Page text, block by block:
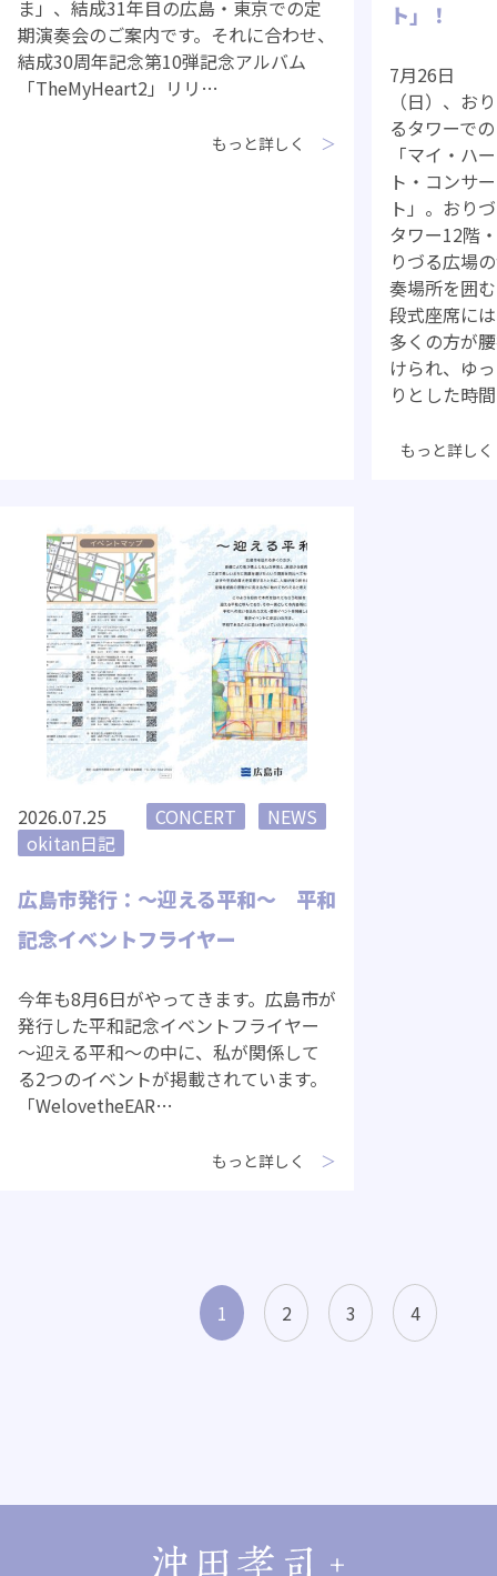
ま」、結成31年目の広島・東京での定
期演奏会のご案内です。それに合わせ、
結成30周年記念第10弾記念アルバム
「TheMyHeart2」リリ…
もっと詳しく
ト」！
7月26日
（日）、お
るタワーでの
「マイ・ハー
ト・コンサー
ト」。おり
タワー12階
りづる広場
奏場所を囲
段式座席に
多くの方が
けられ、ゆ
りとした時
もっと詳しく
2026.07.25 CONCERT
NEWS
okitan日記
広島市発行：～迎える平和～ 平和
記念イベントフライヤー
今年も8月6日がやってきます。広島市が
発行した平和記念イベントフライヤー
～迎える平和～の中に、私が関係して
る2つのイベントが掲載されています。
「WelovetheEAR…
もっと詳しく
1 2 3 4